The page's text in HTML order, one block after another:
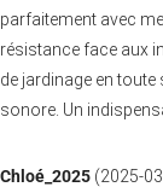
parfaitement avec
résistance face aux
de jardinage en
sonore. Un
Chloé_2025 (2025-